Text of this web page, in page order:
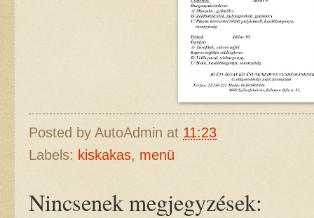
Posted by AutoAdmin at 11:23
Labels: kiskakas, menü
Nincsenek megjegyzések: